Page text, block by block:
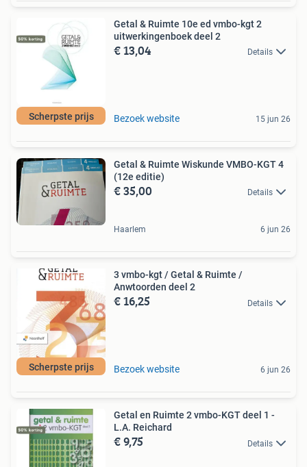
Scherpste prijs
Getal & Ruimte 10e ed vmbo-kgt 2
uitwerkingenboek deel 2
€ 13,04 Details
Bezoek website 15 jun 26
Getal & Ruimte Wiskunde VMBO-KGT 4
(12e editie)
€ 35,00 Details
Haarlem 6 jun 26
Scherpste prijs
3 vmbo-kgt / Getal & Ruimte /
Anwtoorden deel 2
€ 16,25 Details
Bezoek website 6 jun 26
Getal en Ruimte 2 vmbo-KGT deel 1 -
L.A. Reichard
€ 9,75 Details